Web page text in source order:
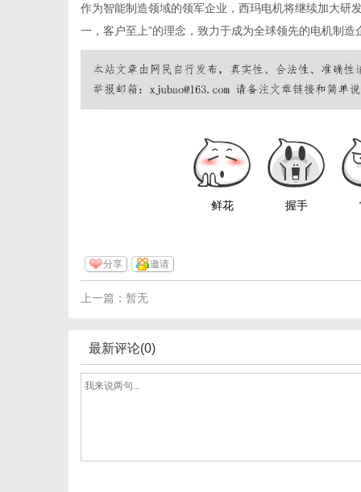
作为智能制造领域的领军企业，西玛电机将继续加大研
一，客户至上”的理念，致力于成为全球领先的电机制
鲜花 握手
分享 邀请
上一篇：暂无
最新评论(0)